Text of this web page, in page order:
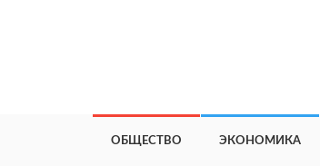
ОБЩЕСТВО ЭКОНОМИКА